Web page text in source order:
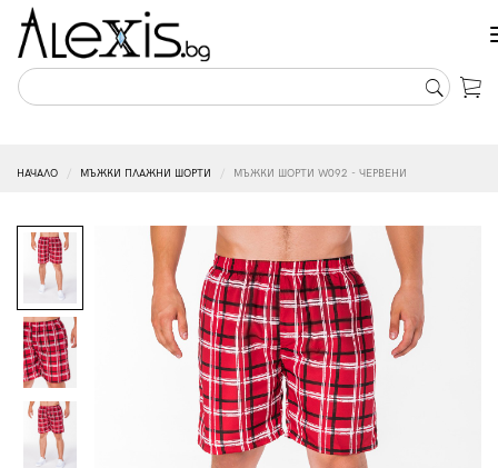
НАЧАЛО МЪЖКИ ПЛАЖНИ ШОРТИ МЪЖКИ ШОРТИ W092 - ЧЕРВЕНИ